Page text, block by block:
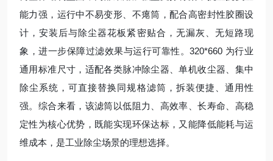
能力强，运行中不易变形、不瘪筒，配合高密封性胶圈设
计，安装后与除尘器花板紧密贴合，无漏灰、无短路现
象，进一步保障过滤效果与运行可靠性。320*660 为行业
通用标准尺寸，适配各类脉冲除尘器、单机收尘器、集中
除尘系统，可直接替换同规格滤筒，拆装便捷、通用性
强。综合来看，该滤筒以低阻力、高效率、长寿命、高稳
定性为核心优势，既能实现环保达标，又能降低能耗与运
维成本，是工业除尘场景的理想选择。